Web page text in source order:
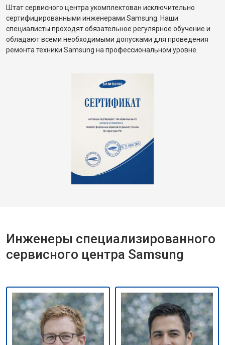
Штат сервисного центра укомплектован исключительно
сертифицированными инженерами Samsung. Наши
специалисты проходят обязательное регулярное обучение и
обладают всеми необходимыми допусками для проведения
ремонта техники Samsung на профессиональном уровне.
Инженеры специализированного
сервисного центра Samsung